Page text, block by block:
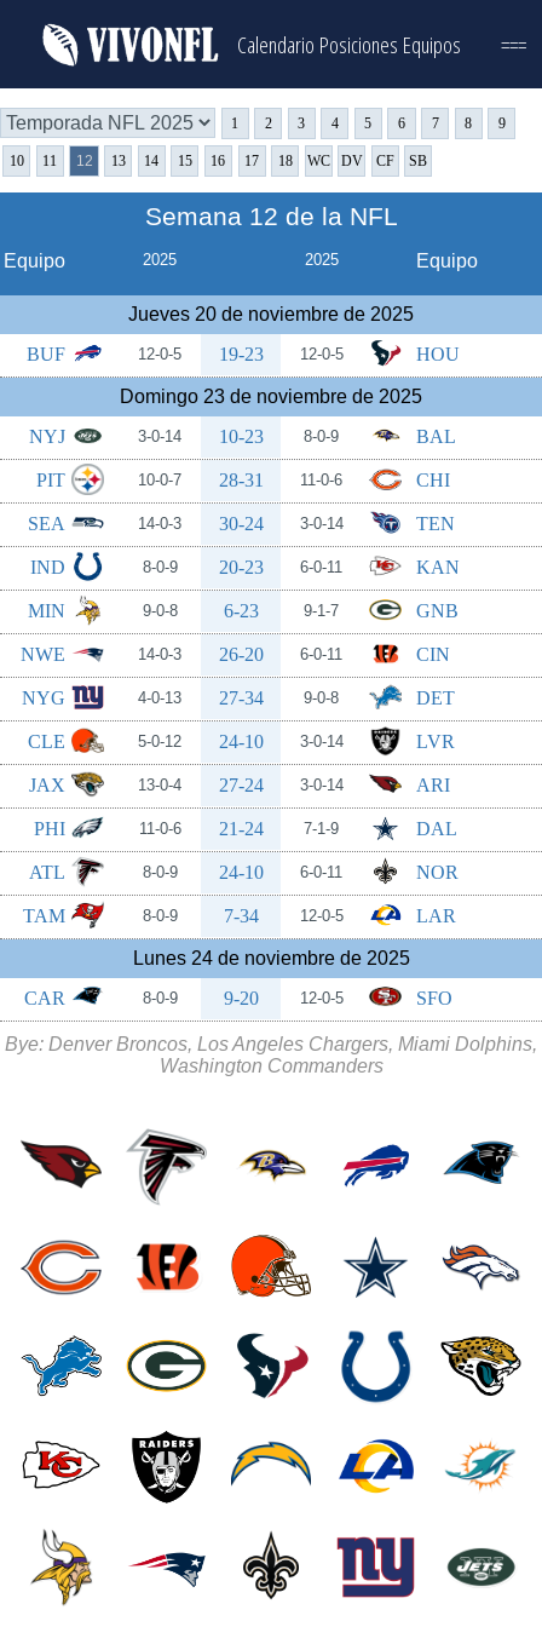
Calendario Posiciones Equipos ===
1 2 3 4 5 6 7 8 9
10 11 12 13 14 15 16 17 18 WC DV CF SB
Semana 12 de la NFL
Equipo 2025 2025 Equipo
Jueves 20 de noviembre de 2025
BUF
12-0-5 19-23 12-0-5 HOU
Domingo 23 de noviembre de 2025
NYJ
3-0-14 10-23 8-0-9 BAL
PIT 10-0-7 28-31 11-0-6 CHI
SEA 14-0-3 30-24 3-0-14 TEN
IND 8-0-9 20-23 6-0-11 KAN
MIN 9-0-8 6-23 9-1-7 GNB
NWE 14-0-3 26-20 6-0-11 CIN
NYG 4-0-13 27-34 9-0-8 DET
CLE 5-0-12 24-10 3-0-14 LVR
JAX 13-0-4 27-24 3-0-14 ARI
PHI 11-0-6 21-24 7-1-9 DAL
ATL 8-0-9 24-10 6-0-11 NOR
TAM 8-0-9 7-34 12-0-5 LAR
Lunes 24 de noviembre de 2025
CAR
8-0-9 9-20 12-0-5 SFO
Bye: Denver Broncos, Los Angeles Chargers, Miami Dolphins,
Washington Commanders